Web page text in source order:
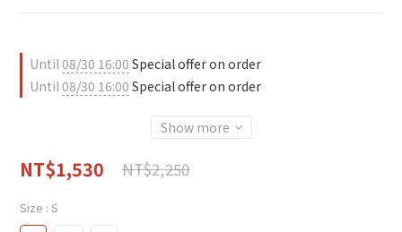
Until08/30 16:00 Special offer on order
Until08/30 16:00 Special offer on order
Show more
NT$1,530 NT$2,250
Size : S